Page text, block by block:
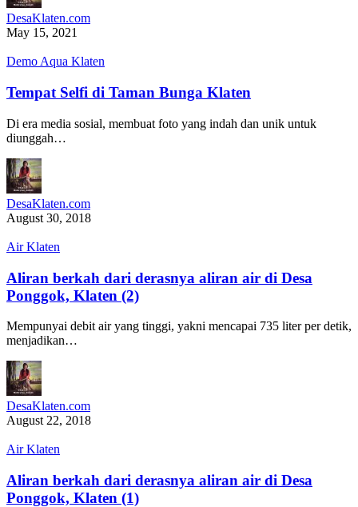
DesaKlaten.com
May 15, 2021
Demo Aqua Klaten
Tempat Selfi di Taman Bunga Klaten
Di era media sosial, membuat foto yang indah dan unik untuk
diunggah…
DesaKlaten.com
August 30, 2018
Air Klaten
Aliran berkah dari derasnya aliran air di Desa
Ponggok, Klaten (2)
Mempunyai debit air yang tinggi, yakni mencapai 735 liter per detik,
menjadikan…
DesaKlaten.com
August 22, 2018
Air Klaten
Aliran berkah dari derasnya aliran air di Desa
Ponggok, Klaten (1)